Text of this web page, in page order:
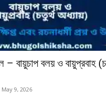
– বায়ুচাপ বলয় ও বায়ুপ্রবাহ
May 9, 2026